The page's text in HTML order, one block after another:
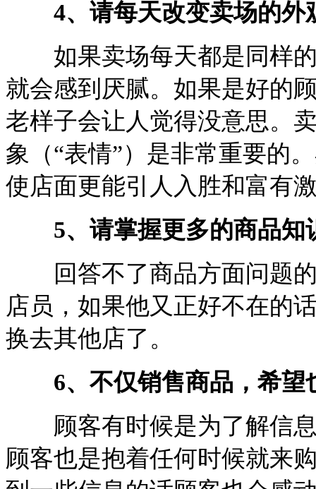
4、请每天改变卖场的外
如果卖场每天都是同样的
就会感到厌腻。如果是好的
老样子会让人觉得没意思。
象（“表情”）是非常重要的
使店面更能引人入胜和富有
5、请掌握更多的商品知
回答不了商品方面问题的
店员，如果他又正好不在的
换去其他店了。
6、不仅销售商品，希
顾客有时候是为了解信息
顾客也是抱着任何时候就来